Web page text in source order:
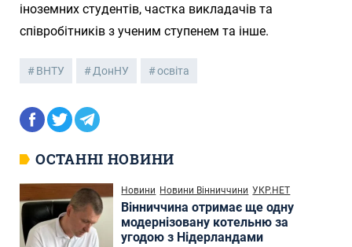
іноземних студентів, частка викладачів та
співробітників з ученим ступенем та інше.
ВНТУ ДонНУ освіта
ОСТАННІ НОВИНИ
Новини Новини Вінниччини УКР.НЕТ
Вінниччина отримає ще одну
модернізовану котельню за
угодою з Нідерландами